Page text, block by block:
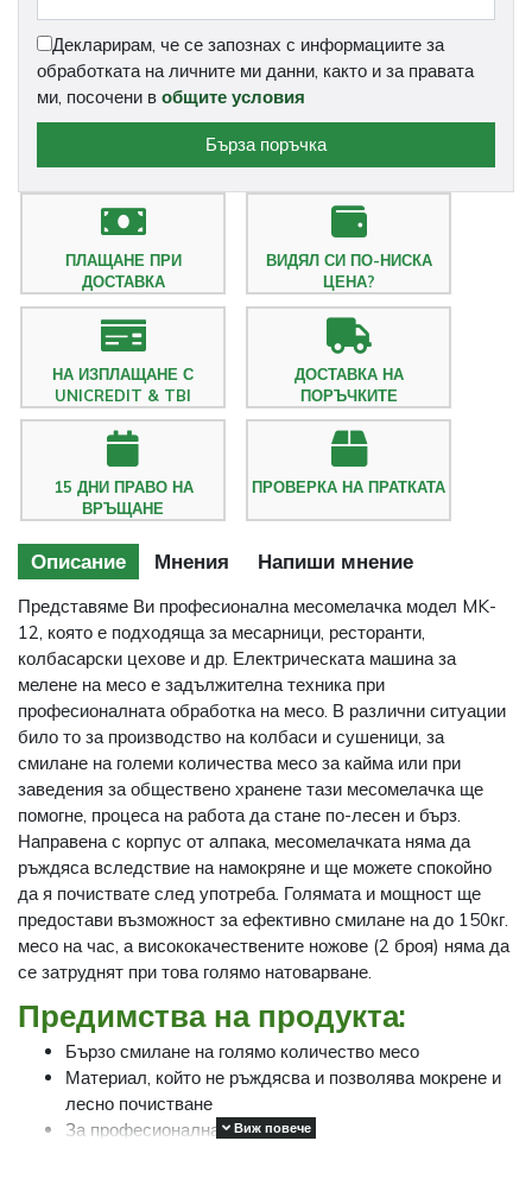
ПЛАЩАНЕ ПРИ
ДОСТАВКА
ВИДЯЛ СИ ПО-НИСКА
ЦЕНА?
НА ИЗПЛАЩАНЕ С
UNICREDIT & TBI
ДОСТАВКА НА
ПОРЪЧКИТЕ
15 ДНИ ПРАВО НА
ВРЪЩАНЕ
ПРОВЕРКА НА ПРАТКАТА
Декларирам, че се запознах с информациите за
обработката на личните ми данни, както и за правата
ми, посочени в общите условия
Бърза поръчка
Описание Мнения Напиши мнение
Представяме Ви професионална месомелачка модел MK-
12, която е подходяща за месарници, ресторанти,
колбасарски цехове и др. Електрическата машина за
мелене на месо е задължителна техника при
професионалната обработка на месо. В различни ситуации
било то за производство на колбаси и сушеници, за
смилане на големи количества месо за кайма или при
заведения за обществено хранене тази месомелачка ще
помогне, процеса на работа да стане по-лесен и бърз.
Направена с корпус от алпака, месомелачката няма да
ръждяса вследствие на намокряне и ще можете спокойно
да я почиствате след употреба. Голямата и мощност ще
предостави възможност за ефективно смилане на до 150кг.
месо на час, а висококачествените ножове (2 броя) няма да
се затруднят при това голямо натоварване.
Предимства на продукта:
Бързо смилане на голямо количество месо
Материал, който не ръждясва и позволява мокрене и
лесно почистване
За професионална употреба
Виж повече